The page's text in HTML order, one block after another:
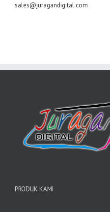
sales@juragandigital.com
PRODUK KAMI